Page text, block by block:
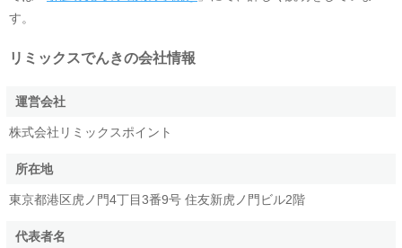
す。
リミックスでんきの会社情報
運営会社
株式会社リミックスポイント
所在地
東京都港区虎ノ門4丁目3番9号 住友新虎ノ門ビル2階
代表者名